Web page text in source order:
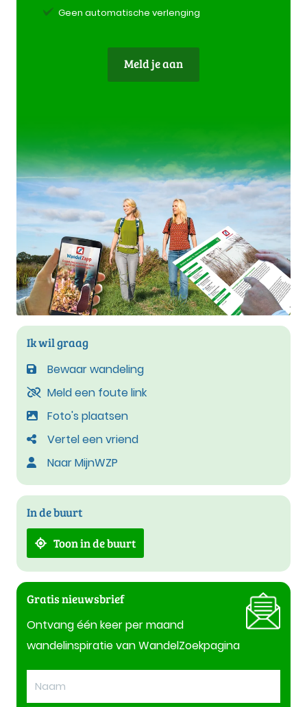
Geen automatische verlenging
Meld je aan
Ik wil graag
Bewaar wandeling
Meld een foute link
Foto's plaatsen
Vertel een vriend
Naar MijnWZP
In de buurt
Toon in de buurt
Gratis nieuwsbrief
Ontvang één keer per maand
wandelinspiratie van WandelZoekpagina